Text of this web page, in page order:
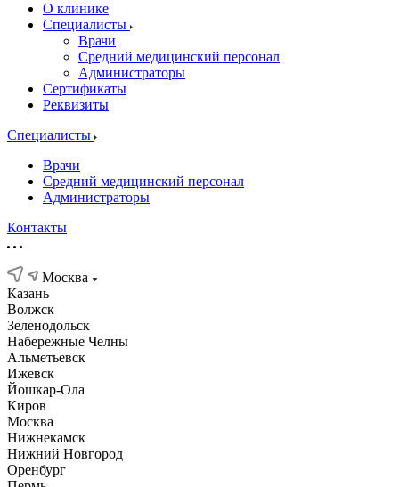
О клинике
Специалисты
Врачи
Средний медицинский персонал
Администраторы
Сертификаты
Реквизиты
Специалисты
Врачи
Средний медицинский персонал
Администраторы
Контакты
Москва
Казань
Волжск
Зеленодольск
Набережные Челны
Альметьевск
Ижевск
Йошкар-Ола
Киров
Москва
Нижнекамск
Нижний Новгород
Оренбург